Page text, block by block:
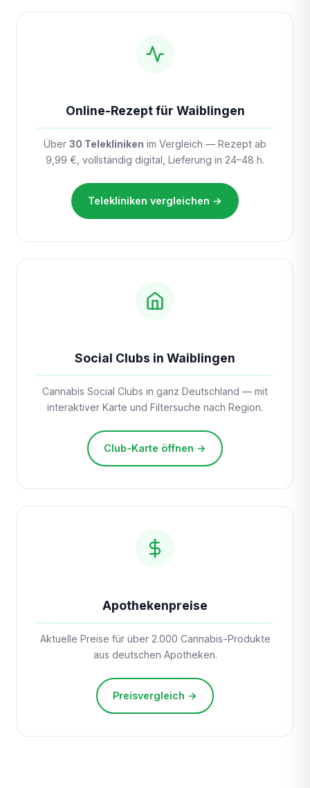
Online-Rezept für Waiblingen
Über 30 Telekliniken im Vergleich — Rezept ab
9,99 €, vollständig digital, Lieferung in 24–48 h.
Telekliniken vergleichen →
Social Clubs in Waiblingen
Cannabis Social Clubs in ganz Deutschland — mit
interaktiver Karte und Filtersuche nach Region.
Club-Karte öffnen →
Apothekenpreise
Aktuelle Preise für über 2.000 Cannabis-Produkte
aus deutschen Apotheken.
Preisvergleich →